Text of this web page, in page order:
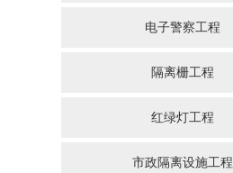
电子警察工程
隔离栅工程
红绿灯工程
市政隔离设施工程